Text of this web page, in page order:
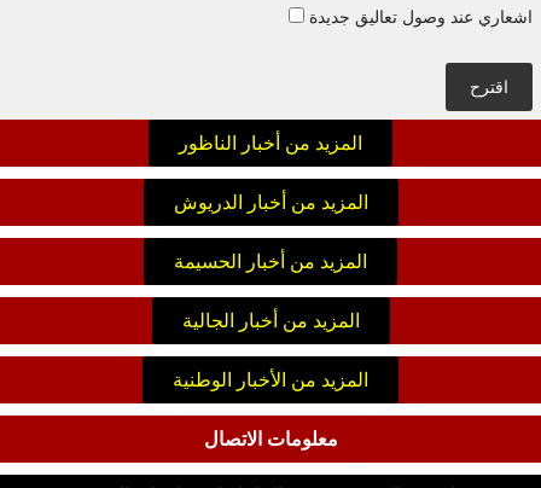
اشعاري عند وصول تعاليق جديدة
اقترح
المزيد من أخبار الناظور
المزيد من أخبار الدريوش
المزيد من أخبار الحسيمة
المزيد من أخبار الجالية
المزيد من الأخبار الوطنية
معلومات الاتصال